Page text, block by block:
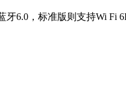
6.0，标准版则支持Wi Fi